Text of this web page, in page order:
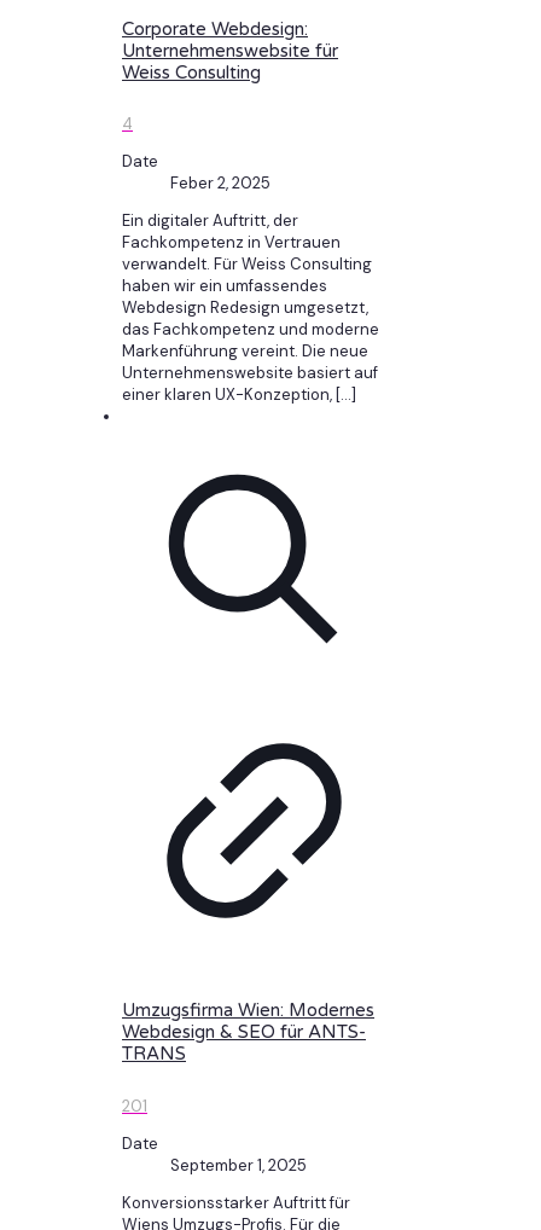
Corporate Webdesign:
Unternehmenswebsite für
Weiss Consulting
4
Date
Feber 2, 2025
Ein digitaler Auftritt, der
Fachkompetenz in Vertrauen
verwandelt. Für Weiss Consulting
haben wir ein umfassendes
Webdesign Redesign umgesetzt,
das Fachkompetenz und moderne
Markenführung vereint. Die neue
Unternehmenswebsite basiert auf
einer klaren UX-Konzeption, […]
Umzugsfirma Wien: Modernes
Webdesign & SEO für ANTS-
TRANS
201
Date
September 1, 2025
Konversionsstarker Auftritt für
Wiens Umzugs-Profis. Für die